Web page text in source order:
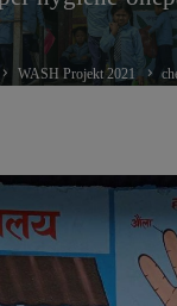
WASH Projekt 2021